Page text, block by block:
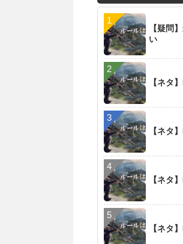
【疑問
い
【ネタ
【ネタ
【ネタ
【ネタ